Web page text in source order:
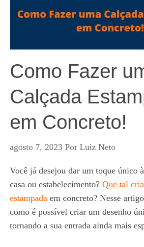
Como Fazer
Calçada
em Concreto!
agosto 7, 2023 Por Luiz Neto
Você já desejou dar um toque único
casa ou estabelecimento? Que tal
estampada em concreto? Nesse
como é possível criar um desenho
tornando a sua entrada ainda mais